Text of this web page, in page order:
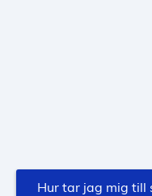
Hur tar jag mig till